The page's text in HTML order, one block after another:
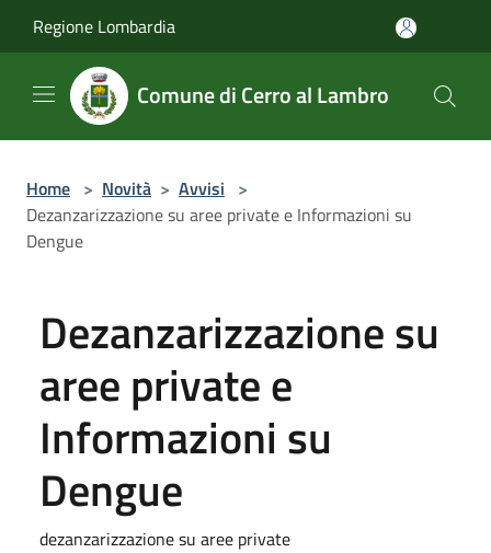
Regione Lombardia
Comune di Cerro al Lambro
Home > Novità > Avvisi >
Dezanzarizzazione su aree private e Informazioni su
Dengue
Dezanzarizzazione su
aree private e
Informazioni su
Dengue
dezanzarizzazione su aree private